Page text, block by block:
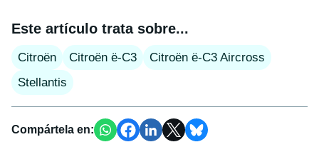
Este artículo trata sobre...
Citroën Citroën ë-C3
Citroën ë-C3 Aircross
Stellantis
Compártela en: